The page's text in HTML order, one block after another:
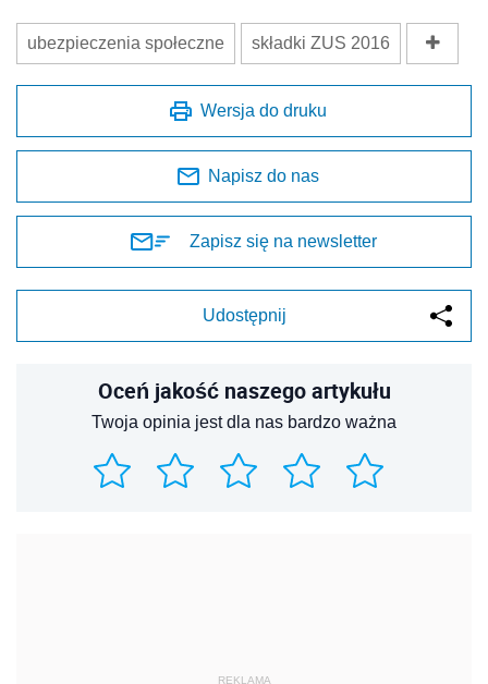
ubezpieczenia społeczne składki ZUS 2016
Wersja do druku
Napisz do nas
Zapisz się na newsletter
Udostępnij
Oceń jakość naszego artykułu
Twoja opinia jest dla nas bardzo ważna
REKLAMA